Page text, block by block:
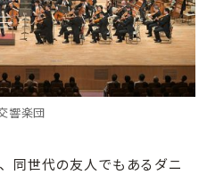
響楽団
同世代の友人でもあるダニ